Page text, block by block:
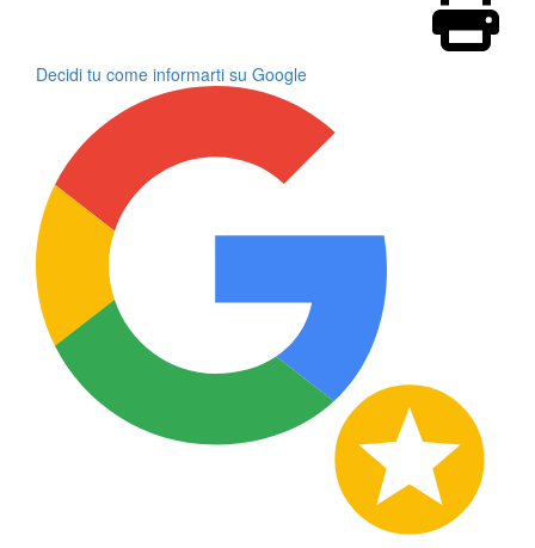
Decidi tu come informarti su Google